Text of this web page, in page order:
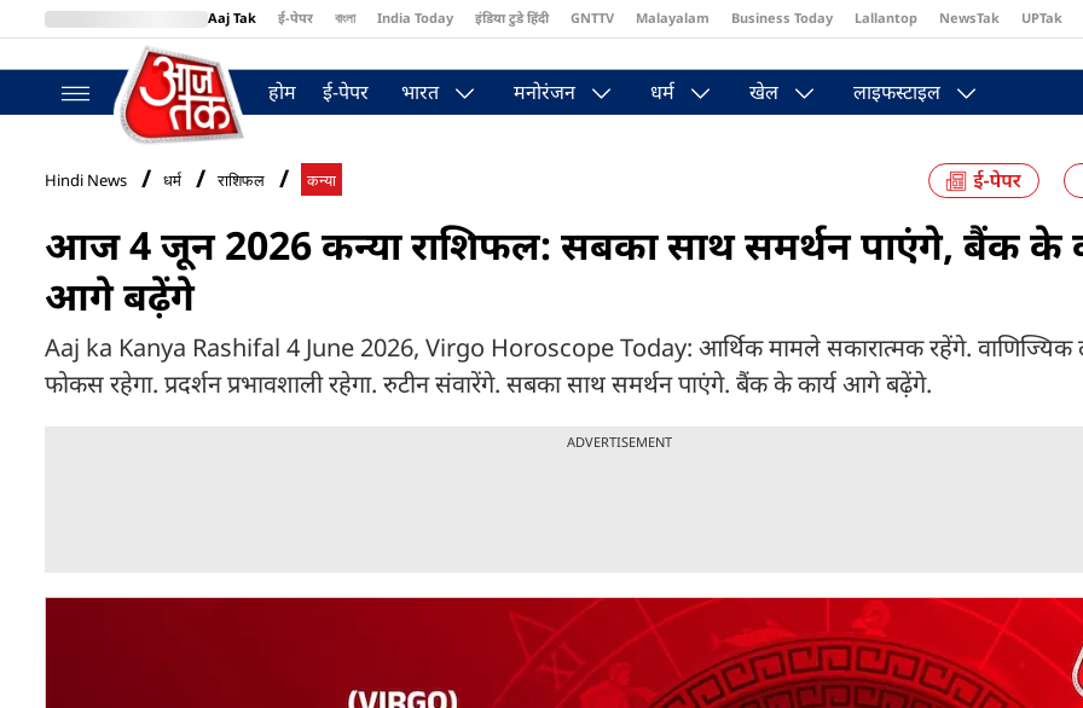
Aaj Tak ई-पेपर বাংলা India Today इंडिया टुडे हिंदी GNTTV Malayalam Business Today Lallantop NewsTak UPTak
BT Bazaar
होम ई-पेपर भारत मनोरंजन धर्म खेल लाइफस्टाइल
Hindi News धर्म राशिफल कन्या
आज 4 जून 2026 कन्या राशिफल: सबका साथ समर्थन पाएंगे, बैंक के
आगे बढ़ेंगे
Aaj ka Kanya Rashifal 4 June 2026, Virgo Horoscope Today: आर्थिक मामले सकारात्मक रहेंगे. वाणिज्यिक
फोकस रहेगा. प्रदर्शन प्रभावशाली रहेगा. रुटीन संवारेंगे. सबका साथ समर्थन पाएंगे. बैंक के कार्य आगे बढ़ेंगे.
ADVERTISEMENT